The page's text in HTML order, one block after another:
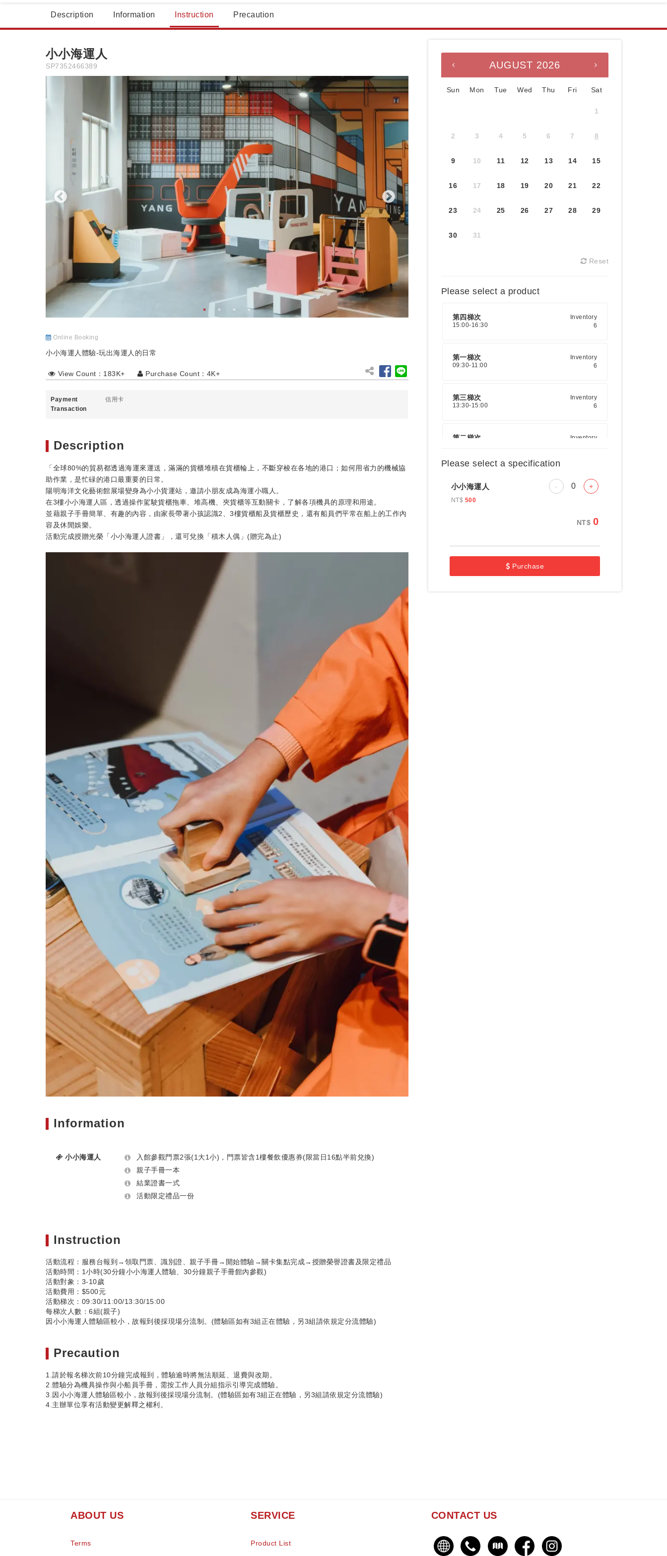
Description Information Instruction Precaution
小小海運人
SP7352466389
Online Booking
小小海運人體驗-玩出海運人的日常
View Count：183K+ Purchase Count：4K+
Payment
Transaction
信用卡
Description
「全球80%的貿易都透過海運來運送，滿滿的貨櫃堆積在貨櫃輪上，不斷穿梭在各地的港口；如何用省力的機械協
助作業，是忙碌的港口最重要的日常。
陽明海洋文化藝術館展場變身為小小貨運站，邀請小朋友成為海運小職人。
在3樓小小海運人區，透過操作駕駛貨櫃拖車、堆高機、夾貨櫃等互動關卡，了解各項機具的原理和用途。
並藉親子手冊簡單、有趣的內容，由家長帶著小孩認識2、3樓貨櫃船及貨櫃歷史，還有船員們平常在船上的工作內
容及休閒娛樂。
活動完成授贈光榮「小小海運人證書」，還可兌換「積木人偶」(贈完為止)
Information
小小海運人
入館參觀門票2張(1大1小)，門票皆含1樓餐飲優惠券(限當日16點半前兌換)
親子手冊一本
結業證書一式
活動限定禮品一份
Instruction
活動流程：服務台報到→領取門票、識別證、親子手冊→開始體驗→關卡集點完成→授贈榮譽證書及限定禮品
活動時間：1小時(30分鐘小小海運人體驗、30分鐘親子手冊館內參觀)
活動對象：3-10歲
活動費用：$500元
活動梯次：09:30/11:00/13:30/15:00
每梯次人數：6組(親子)
因小小海運人體驗區較小，故報到後採現場分流制。(體驗區如有3組正在體驗，另3組請依規定分流體驗)
Precaution
1.請於報名梯次前10分鐘完成報到，體驗逾時將無法順延、退費與改期。
2.體驗分為機具操作與小船員手冊，需按工作人員分組指示引導完成體驗。
3.因小小海運人體驗區較小，故報到後採現場分流制。(體驗區如有3組正在體驗，另3組請依規定分流體驗)
4.主辦單位享有活動變更解釋之權利。
AUGUST 2026
Sun Mon Tue Wed Thu Fri Sat
1
2 3 4 5 6 7 8
9 10 11 12 13 14 15
16 17 18 19 20 21 22
23 24 25 26 27 28 29
30 31
Reset
Please select a product
第四梯次
15:00-16:30
Inventory
6
第一梯次
09:30-11:00
Inventory
6
第三梯次
13:30-15:00
Inventory
6
第二梯次
Inventory
Please select a specification
小小海運人
NT$ 500
- +
NT$ 0
Purchase
ABOUT US
Terms
SERVICE
Product List
CONTACT US